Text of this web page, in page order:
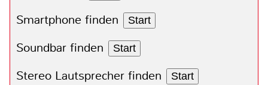
Smartphone finden Start
Soundbar finden Start
Stereo Lautsprecher finden Start